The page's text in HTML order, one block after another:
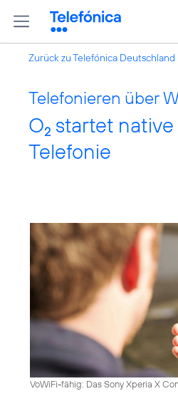
Zurück zu Telefónica Deutschland
Telefonieren über
O2 startet
Telefonie
VoWiFi-fähig: Das Sony Xperia X